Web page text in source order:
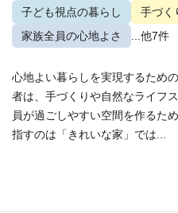
子ども視点の暮らし
手づく
家族全員の心地よさ
...他7件
心地よい暮らしを実現するため
者は、手づくりや自然なライフ
員が過ごしやすい空間を作るた
指すのは「きれいな家」では...